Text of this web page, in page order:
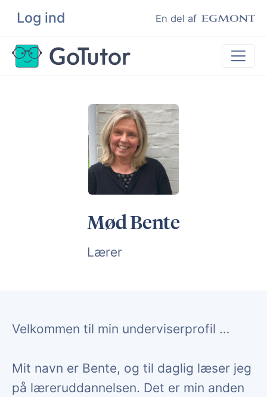
Log ind En del af
Søg
Lektiehjælp
Eksamenshjælp
Hjælp til ordblinde
Kundeudtalelser
Mød Bente
Lærer
Velkommen til min underviserprofil …
Mit navn er Bente, og til daglig læser jeg
på læreruddannelsen. Det er min anden